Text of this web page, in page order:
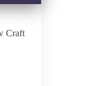
Craft